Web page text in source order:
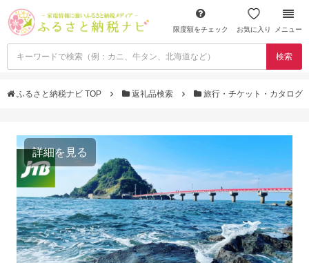
限度額をチェック お気に入り メニュー
検索
ふるさと納税ナビ TOP 返礼品検索 旅行・チケット・カタログ
詳細を見る